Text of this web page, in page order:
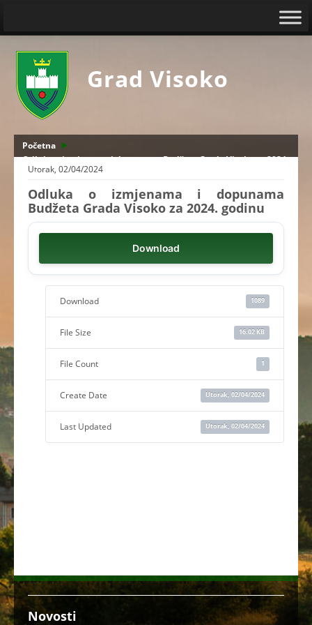
Grad Visoko
Početna
Odluka o izmjenama i dopunama Budžeta Grada Visoko za 2024.
godinu
Utorak, 02/04/2024
Odluka o izmjenama i dopunama
Budžeta Grada Visoko za 2024. godinu
Download
Download 1089
File Size 16.02 KB
File Count 1
Create Date Utorak, 02/04/2024
Last Updated Utorak, 02/04/2024
Novosti